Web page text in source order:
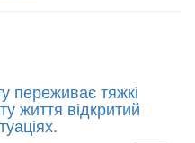
переживає тяжкі
життя відкритий